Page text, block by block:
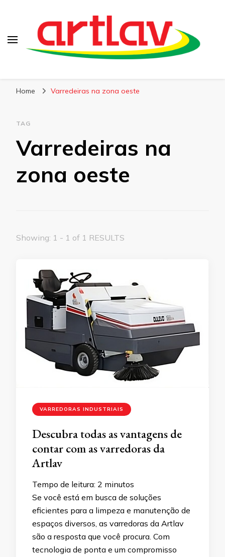
Home Varredeiras na zona oeste
TAG
Varredeiras na
zona oeste
Showing: 1 - 1 of 1 RESULTS
VARREDORAS INDUSTRIAIS
Descubra todas as vantagens de
contar com as varredoras da
Artlav
Tempo de leitura: 2 minutos
Se você está em busca de soluções
eficientes para a limpeza e manutenção de
espaços diversos, as varredoras da Artlav
são a resposta que você procura. Com
tecnologia de ponta e um compromisso